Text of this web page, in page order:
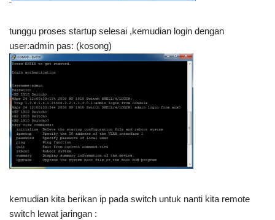
tunggu proses startup selesai ,kemudian login dengan
user:admin pas: (kosong)
kemudian kita berikan ip pada switch untuk nanti kita remote
switch lewat jaringan :